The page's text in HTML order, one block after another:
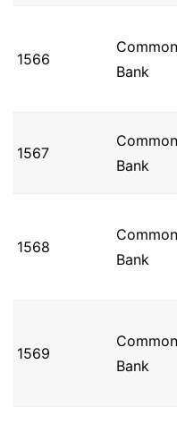
1566
Bank
1567
Bank
1568
Bank
1569
Bank